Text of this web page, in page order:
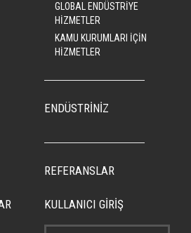
GLOBAL ENDÜSTRİYE
HİZMETLER
KAMU KURUMLARI İÇİN
HİZMETLER
ENDÜSTRİNİZ
REFERANSLAR
KULLANICI GİRİŞ